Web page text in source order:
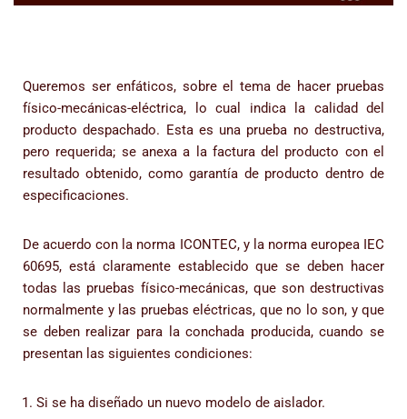
Queremos ser enfáticos, sobre el tema de hacer pruebas
físico-mecánicas-eléctrica, lo cual indica la calidad del
producto despachado. Esta es una prueba no destructiva,
pero requerida; se anexa a la factura del producto con el
resultado obtenido, como garantía de producto dentro de
especificaciones.
De acuerdo con la norma ICONTEC, y la norma europea IEC
60695, está claramente establecido que se deben hacer
todas las pruebas físico-mecánicas, que son destructivas
normalmente y las pruebas eléctricas, que no lo son, y que
se deben realizar para la conchada producida, cuando se
presentan las siguientes condiciones:
Si se ha diseñado un nuevo modelo de aislador.